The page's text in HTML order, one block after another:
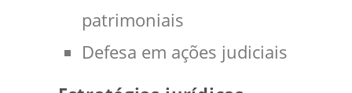
patrimoniais
Defesa em ações judiciais